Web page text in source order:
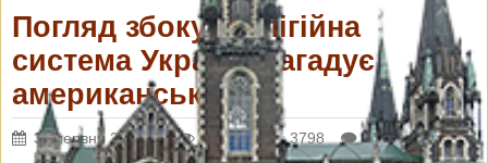
Погляд збоку: релігійна
система України нагадує
американську
30 червня 2013 р. Переглядів: 3798 Коментарі: 0